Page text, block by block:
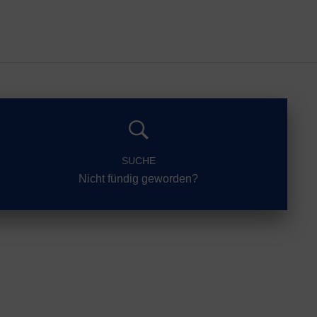
SUCHE
Nicht fündig geworden?